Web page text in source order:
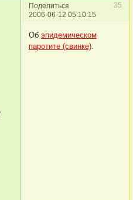
Поделиться
35
2006-06-12 05:10:15
Об эпидемическом
паротите (свинке).